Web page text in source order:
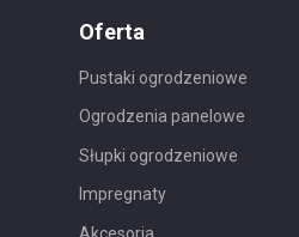
Oferta
Pustaki ogrodzeniowe
Ogrodzenia panelowe
Słupki ogrodzeniowe
Impregnaty
Akcesoria